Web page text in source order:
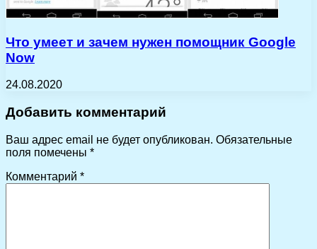
Что умеет и зачем нужен помощник Google
Now
24.08.2020
Добавить комментарий
Ваш адрес email не будет опубликован. Обязательные
поля помечены *
Комментарий *